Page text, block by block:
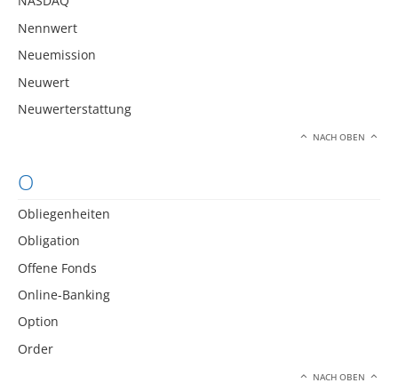
Nennwert
Neuemission
Neuwert
Neuwerterstattung
NACH OBEN
O
Obliegenheiten
Obligation
Offene Fonds
Online-Banking
Option
Order
NACH OBEN